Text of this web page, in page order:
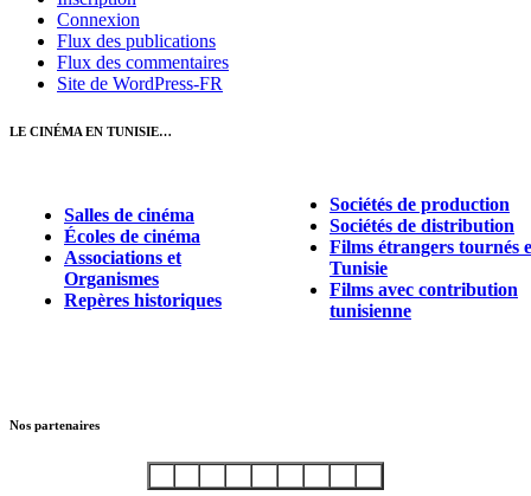
Connexion
Flux des publications
Flux des commentaires
Site de WordPress-FR
LE CINÉMA EN TUNISIE…
Salles de cinéma
Écoles de cinéma
Associations et
Organismes
Repères historiques
Sociétés de production
Sociétés de distribution
Films étrangers tournés
Tunisie
Films avec contribution
tunisienne
Nos partenaires